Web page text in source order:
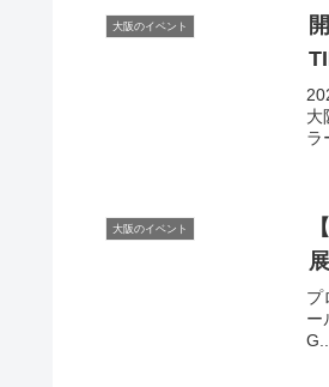
大阪のイベント
大
ラ
大阪のイベント
プ
ー
G...